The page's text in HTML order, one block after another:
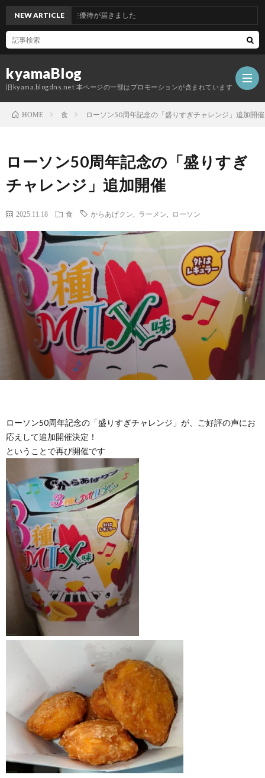
kyamaBlog
旧kyama.blogdns.net 本ページの一部はプロモーションが含まれています
NEW ARTICLE
ムアセットの株主優待が届きました
HOME 食 ローソン50周年記念の「盛りすぎチャレンジ」追加開催
ローソン50周年記念の「盛りすぎ
チャレンジ」追加開催
2025.11.18 食 からあげクン ラーメン ローソン
ローソン50周年記念の「盛りすぎチャレンジ」が、ご好評の声にお
応えして追加開催決定！
ということで再び開催です